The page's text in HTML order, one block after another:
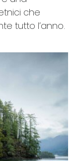
che
tutto l’anno.